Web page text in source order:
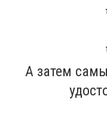
А затем